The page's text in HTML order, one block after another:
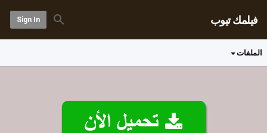
فيلمك تيوب Sign In
الملفات